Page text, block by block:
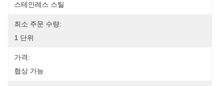
스테인레스 스틸
최소 주문 수량:
1 단위
가격:
협상 가능